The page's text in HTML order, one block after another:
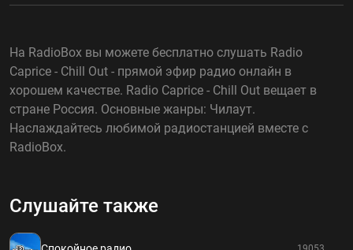
На RadioBox вы можете бесплатно слушать Radio
Caprice - Chill Out - прямой эфир радио онлайн в
хорошем качестве. Radio Caprice - Chill Out вещает в
стране Россия. Основные жанры: Чилаут.
Наслаждайтесь любимой радиостанцией вместе с
RadioBox.
Слушайте также